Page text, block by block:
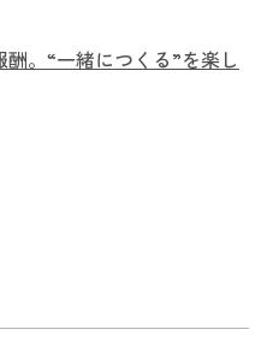
酬。“一緒につくる”を楽し